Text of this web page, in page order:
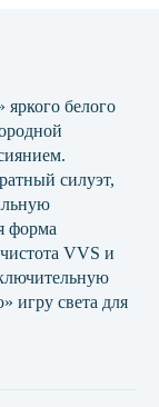
белого
силуэт,
форма
VVS и
игру света для